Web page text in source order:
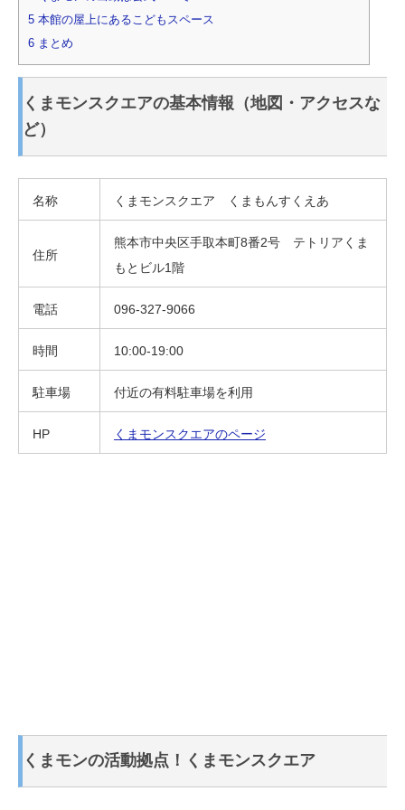
5 本館の屋上にあるこどもスペース
6 まとめ
くまモンスクエアの基本情報（地図・アクセスな
ど）
名称 くまモンスクエア くまもんすくえあ
住所
熊本市中央区手取本町8番2号 テトリアくま
もとビル1階
電話 096-327-9066
時間 10:00-19:00
駐車場 付近の有料駐車場を利用
HP くまモンスクエアのページ
くまモンの活動拠点！くまモンスクエア